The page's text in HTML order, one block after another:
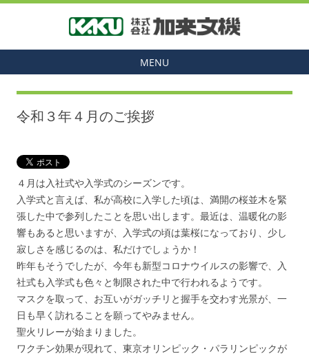
MENU
令和３年４月のご挨拶
４月は入社式や入学式のシーズンです。
入学式と言えば、私が高校に入学した頃は、満開の桜並木を緊
張した中で参列したことを思い出します。最近は、温暖化の影
響もあると思いますが、入学式の頃は葉桜になっており、少し
寂しさを感じるのは、私だけでしょうか！
昨年もそうでしたが、今年も新型コロナウイルスの影響で、入
社式も入学式も色々と制限された中で行われるようです。
マスクを取って、お互いがガッチリと握手を交わす光景が、一
日も早く訪れることを願ってやみません。
聖火リレーが始まりました。
ワクチン効果が現れて、東京オリンピック・パラリンピックが